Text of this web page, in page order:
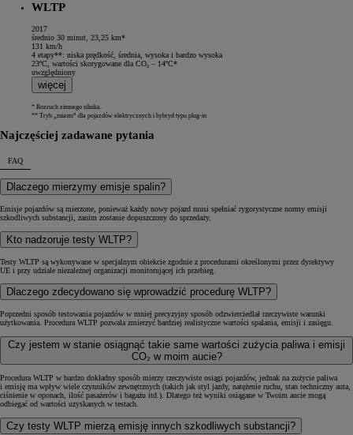
WLTP
2017
średnio 30 minut, 23,25 km*
131 km/h
4 etapy**: niska prędkość, średnia, wysoka i bardzo wysoka
23ºC, wartości skorygowane dla CO₂ – 14ºC*
uwzględniony
więcej
* Rozruch zimnego silnika.
** Tryb „miasto” dla pojazdów elektrycznych i hybryd typu plug-in
Najczęściej zadawane pytania
FAQ
Dlaczego mierzymy emisje spalin?
Emisje pojazdów są mierzone, ponieważ każdy nowy pojazd musi spełniać rygorystyczne normy emisji
szkodliwych substancji, zanim zostanie dopuszczony do sprzedaży.
Kto nadzoruje testy WLTP?
Testy WLTP są wykonywane w specjalnym obiekcie zgodnie z procedurami określonymi przez dyrektywy
UE i przy udziale niezależnej organizacji monitorującej ich przebieg.
Dlaczego zdecydowano się wprowadzić procedurę WLTP?
Poprzedni sposób testowania pojazdów w mniej precyzyjny sposób odzwierciedlał rzeczywiste warunki
użytkowania. Procedura WLTP pozwala zmierzyć bardziej realistyczne wartości spalania, emisji i zasięgu.
Czy jestem w stanie osiągnąć takie same wartości zużycia paliwa i emisji
CO₂ w moim aucie?
Procedura WLTP w bardzo dokładny sposób mierzy rzeczywiste osiągi pojazdów, jednak na zużycie paliwa
i emisję ma wpływ wiele czynników zewnętrznych (takich jak styl jazdy, natężenie ruchu, stan techniczny auta,
ciśnienie w oponach, ilość pasażerów i bagażu itd.). Dlatego też wyniki osiągane w Twoim aucie mogą
odbiegać od wartości uzyskanych w testach.
Czy testy WLTP mierzą emisję innych szkodliwych substancji?